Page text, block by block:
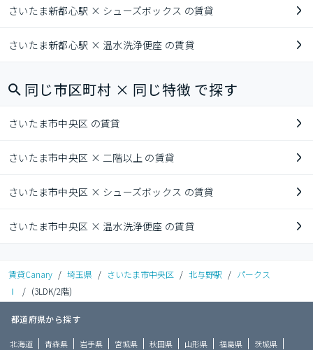
さいたま新都心駅 × シューズボックス の賃貸
さいたま新都心駅 × 温水洗浄便座 の賃貸
同じ市区町村 × 同じ特徴 で探す
さいたま市中央区 の賃貸
さいたま市中央区 × 二階以上 の賃貸
さいたま市中央区 × シューズボックス の賃貸
さいたま市中央区 × 温水洗浄便座 の賃貸
賃貸Canary / 埼玉県 / さいたま市中央区 / 北与野駅 / パークス
Ⅰ
/ (3LDK/2階)
都道府県から探す
北海道 青森県 岩手県 宮城県 秋田県 山形県 福島県
茨城県